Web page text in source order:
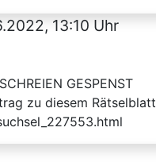
13:10 Uhr
GESPENST
zu diesem Rätselblatt